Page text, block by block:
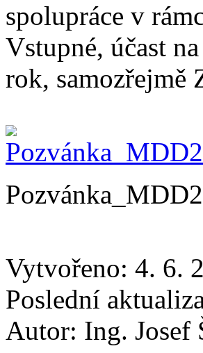
spolupráce v
Vstupné, účast
rok,
Vytvořeno: 4. 6.
Poslední
Autor: Ing. Josef